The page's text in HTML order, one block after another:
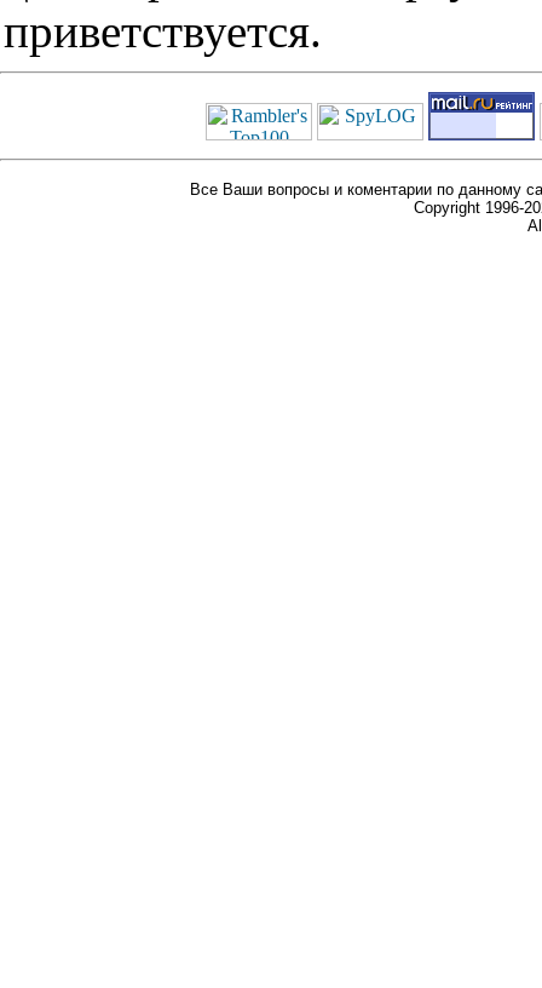
приветствуется.
Все Ваши вопросы и коментарии по данному
Copyright 1996-